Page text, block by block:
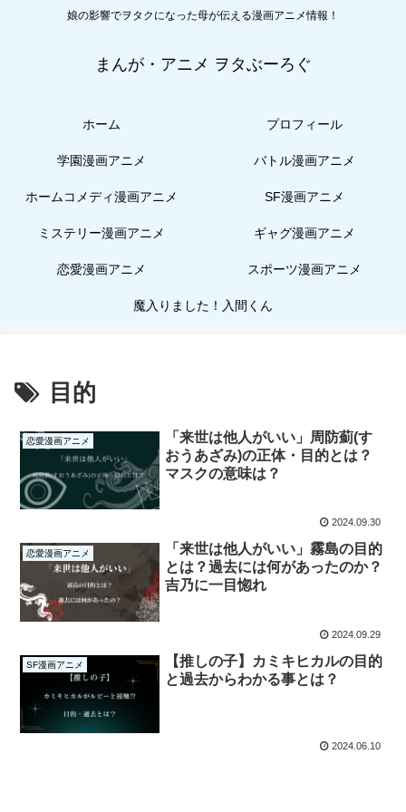
娘の影響でヲタクになった母が伝える漫画アニメ情報！
まんが・アニメ ヲタぶーろぐ
ホーム プロフィール
学園漫画アニメ バトル漫画アニメ
ホームコメディ漫画アニメ SF漫画アニメ
ミステリー漫画アニメ ギャグ漫画アニメ
恋愛漫画アニメ スポーツ漫画アニメ
魔入りました！入間くん
目的
恋愛漫画アニメ
「来世は他人がいい」周防薊(す
おうあざみ)の正体・目的とは？
マスクの意味は？
2024.09.30
恋愛漫画アニメ
「来世は他人がいい」霧島の目的
とは？過去には何があったのか？
吉乃に一目惚れ
2024.09.29
SF漫画アニメ
【推しの子】カミキヒカルの目的
と過去からわかる事とは？
2024.06.10